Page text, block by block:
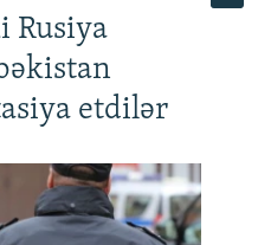
Rusiya
etdilər